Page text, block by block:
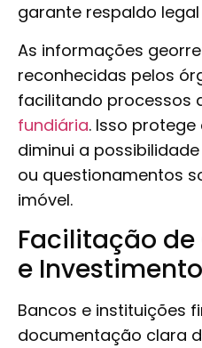
garante respaldo
As informações
reconhecidas pelos
facilitando processos
fundiária. Isso
diminui a
ou questionamentos
imóvel.
Facilitação
e
Bancos e instituições
documentação clara